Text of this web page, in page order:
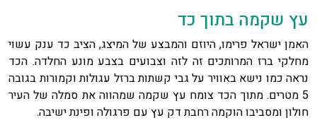
עץ שקמה בתוך כד
האמן ישראל פרימו, היוזם והמבצע של המיצג, הציב כד ענק עשוי
מחלקי ברז המרותכים זה לזה וצבועים בצבע מונע החלדה. הכד
נראה כמו נישא באוויר על גבי קשתות ברזל עגולות וקמורות בגובה
5 מטרים. מתוך הכד צומח עץ שקמה שמהווה את סמלה של העיר
חולון ומסביבו הוקמה רחבת דק עץ עם פרגולה ופינת ישיבה.